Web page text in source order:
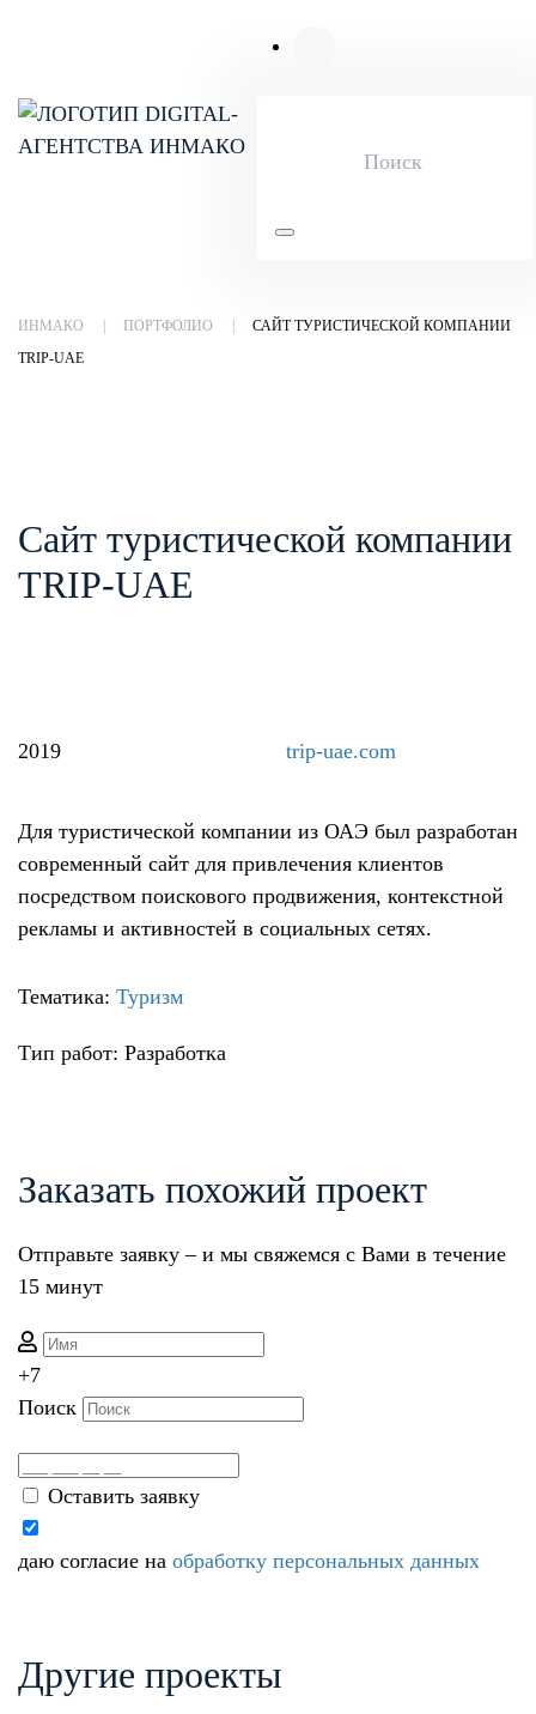
ИНМАКО ПОРТФОЛИО
САЙТ ТУРИСТИЧЕСКОЙ КОМПАНИИ
TRIP-UAE
Сайт туристической компании
TRIP-UAE
2019 trip-uae.com
Для туристической компании из ОАЭ был разработан
современный сайт для привлечения клиентов
посредством поискового продвижения, контекстной
рекламы и активностей в социальных сетях.
Тематика: Туризм
Тип работ: Разработка
Заказать похожий проект
Отправьте заявку – и мы свяжемся с Вами в течение
15 минут
+7
Поиск
Оставить заявку
даю согласие на обработку персональных данных
Другие проекты